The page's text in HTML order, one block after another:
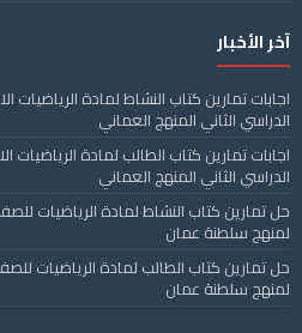
آخر الأخبار
اجابات تمارين كتاب النشاط لمادة
الدراسي الثاني المنهج العماني
اجابات تمارين كتاب الطالب لمادة
الدراسي الثاني المنهج العماني
حل تمارين كتاب النشاط لمادة الرياضيات
لمنهج سلطنة عمان
حل تمارين كتاب الطالب لمادة الرياضيات
لمنهج سلطنة عمان